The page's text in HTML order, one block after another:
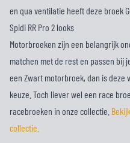
en qua ventilatie heeft deze broek
Spidi RR Pro 2 looks
Motorbroeken zijn een belangrijk
matchen met de rest en passen bij
een Zwart motorbroek, dan is deze
keuze. Toch liever wel een race
racebroeken in onze collectie.
collectie.